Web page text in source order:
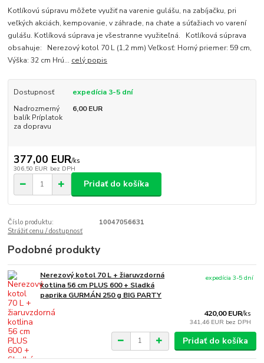
Kotlíkovú súpravu môžete využiť na varenie gulášu, na zabíjačku, pri
veľkých akciách, kempovanie, v záhrade, na chate a súťažiach vo varení
gulášu. Kotlíková súprava je všestranne využiteľná. Kotlíková súprava
obsahuje: Nerezový kotol 70 L (1,2 mm) Veľkosť: Horný priemer: 59 cm,
Výška: 32 cm Hrú... celý popis
Dostupnosť
expedícia 3-5 dní
Nadrozmerný
balík Príplatok
za dopravu
6,00 EUR
377,00 EUR/ks
306,50 EUR bez DPH
Pridať do košíka
Číslo produktu:
10047056631
Strážiť cenu / dostupnosť
Podobné produkty
Nerezový kotol 70 L + žiaruvzdorná
kotlina 56 cm PLUS 600 + Sladká
paprika GURMÁN 250 g BIG PARTY
420,00 EUR/ks
341,46 EUR bez DPH
expedícia 3-5 dní
Pridať do košíka